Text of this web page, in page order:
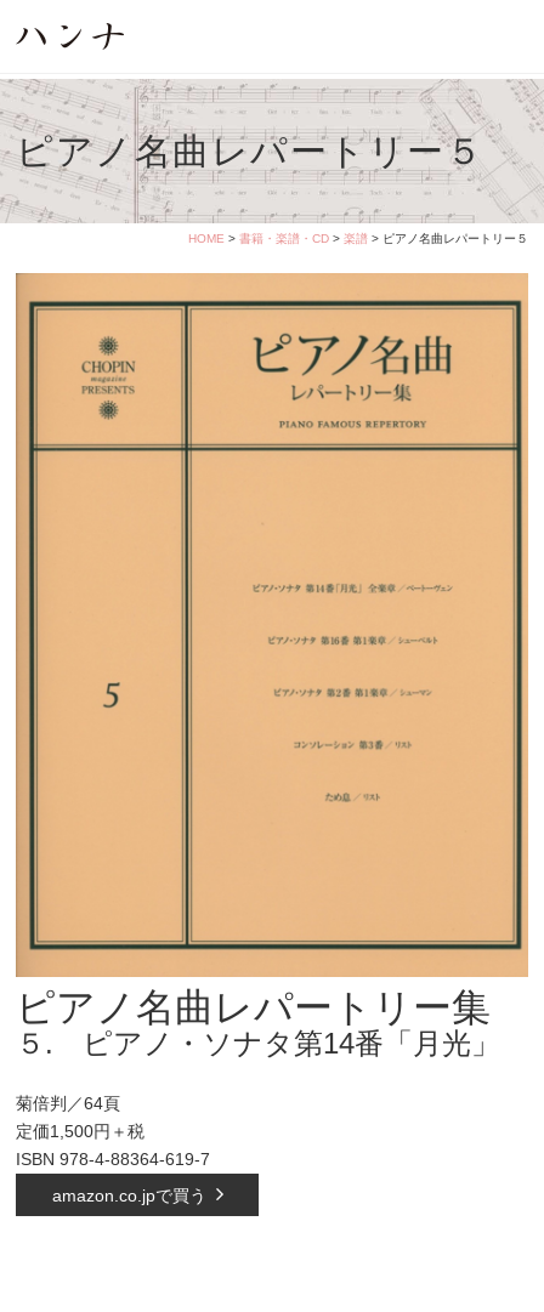
ピアノ名曲レパートリー５
HOME > 書籍・楽譜・CD> 楽譜> ピアノ名曲レパートリー５
ピアノ名曲レパートリー集
５. ピアノ・ソナタ第14番「月光」
菊倍判／64頁
定価1,500円＋税
ISBN 978-4-88364-619-7
amazon.co.jpで買う